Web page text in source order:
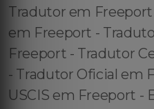
Tradutor em
em Freeport -
Freeport - Tradutor
- Tradutor Oficial em
USCIS em Freeport -